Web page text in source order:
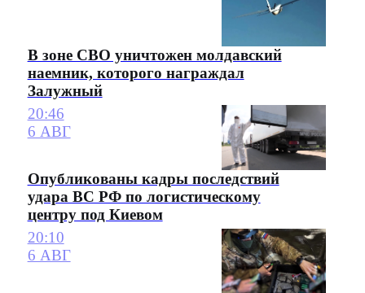
В зоне СВО уничтожен молдавский
наемник, которого награждал
Залужный
20:46
6 АВГ
Опубликованы кадры последствий
удара ВС РФ по логистическому
центру под Киевом
20:10
6 АВГ